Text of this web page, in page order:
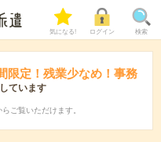
気になる! ログイン 検索
限定！残業少なめ！事務
ています
らご覧いただけます。